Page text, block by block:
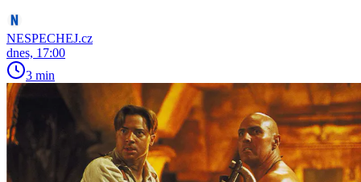
NESPECHEJ.cz
dnes, 17:00
3 min